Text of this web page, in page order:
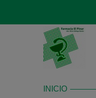
INICIO